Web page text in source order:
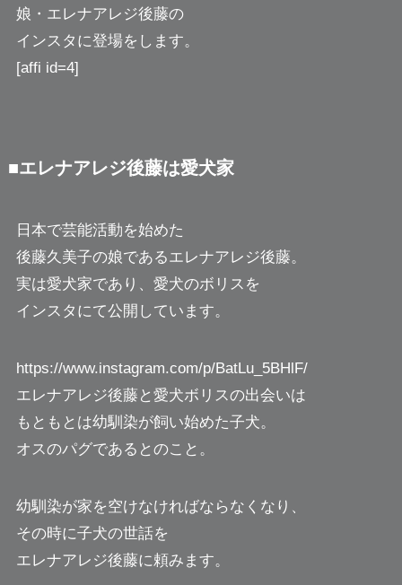
娘・エレナアレジ後藤の
インスタに登場をします。
[affi id=4]
■エレナアレジ後藤は愛犬家
日本で芸能活動を始めた
後藤久美子の娘であるエレナアレジ後藤。
実は愛犬家であり、愛犬のボリスを
インスタにて公開しています。
https://www.instagram.com/p/BatLu_5BHlF/
エレナアレジ後藤と愛犬ボリスの出会いは
もともとは幼馴染が飼い始めた子犬。
オスのパグであるとのこと。
幼馴染が家を空けなければならなくなり、
その時に子犬の世話を
エレナアレジ後藤に頼みます。